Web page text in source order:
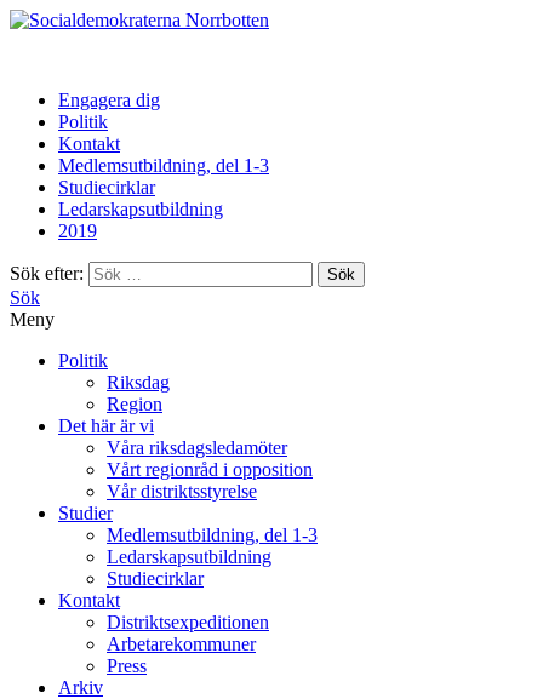
Norrbotten
Engagera dig
Politik
Kontakt
Medlemsutbildning, del 1-3
Studiecirklar
Ledarskapsutbildning
2019
Sök efter:
Sök
Meny
Politik
Riksdag
Region
Det här är vi
Våra riksdagsledamöter
Vårt regionråd i opposition
Vår distriktsstyrelse
Studier
Medlemsutbildning, del 1-3
Ledarskapsutbildning
Studiecirklar
Kontakt
Distriktsexpeditionen
Arbetarekommuner
Press
Arkiv